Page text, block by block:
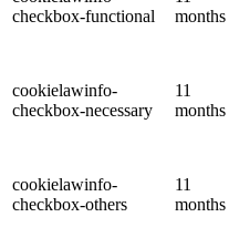
checkbox-functional
months
cookielawinfo-
checkbox-necessary
11
months
cookielawinfo-
checkbox-others
11
months